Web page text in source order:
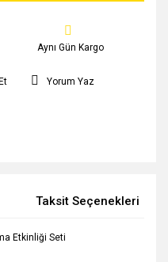
Aynı Gün Kargo
Yorum Yaz
Taksit Seçenekleri
Etkinliği Seti